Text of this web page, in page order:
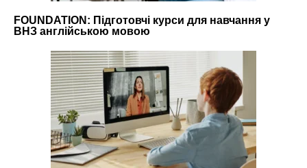
FOUNDATION: Підготовчі курси для навчання у
ВНЗ англійською мовою